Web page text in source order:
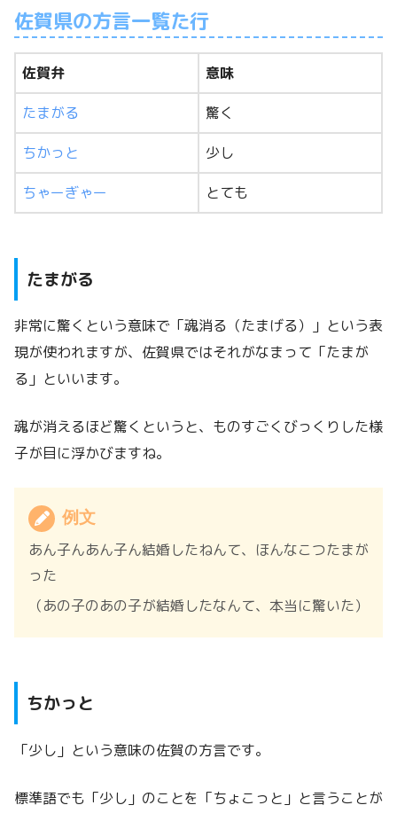
佐賀県の方言一覧た行
佐賀弁 意味
たまがる 驚く
ちかっと 少し
ちゃーぎゃー とても
たまがる
非常に驚くという意味で「魂消る（たまげる）」という表
現が使われますが、佐賀県ではそれがなまって「たまが
る」といいます。
魂が消えるほど驚くというと、ものすごくびっくりした様
子が目に浮かびますね。
例文
あん子んあん子ん結婚したねんて、ほんなこつたまが
った
（あの子のあの子が結婚したなんて、本当に驚いた）
ちかっと
「少し」という意味の佐賀の方言です。
標準語でも「少し」のことを「ちょこっと」と言うことが